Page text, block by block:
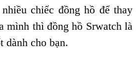
chiếc đồng hồ để thay
mình thì đồng hồ Srwatch là
dành cho bạn.